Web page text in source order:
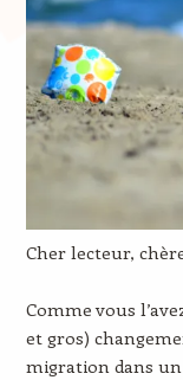
Cher lecteur,
Comme vous
et gros)
migration dans